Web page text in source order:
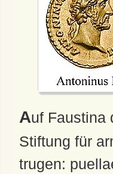
Auf Faustina die Ältere ging unter anderem eine
Stiftung für
trugen: